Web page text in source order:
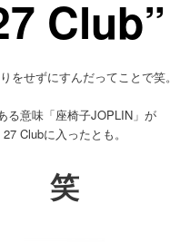
Club”
をせずにすんだってことで笑。
る意味「座椅子JOPLIN」が
27 Clubに入ったとも。
笑